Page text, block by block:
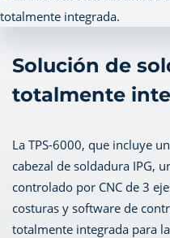
Solución de
totalmente
La TPS-6000, que incluye
cabezal de soldadura IPG,
controlado por CNC de 3
costuras y software de
totalmente integrada para